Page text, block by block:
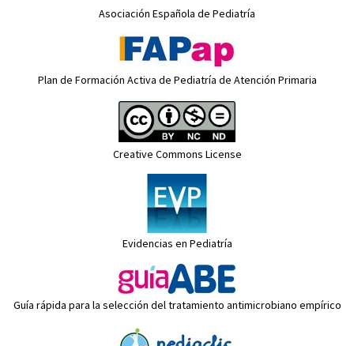
Asociación Española de Pediatría
Plan de Formación Activa de Pediatría de Atención Primaria
Creative Commons License
Evidencias en Pediatría
Guía rápida para la selección del tratamiento antimicrobiano empírico